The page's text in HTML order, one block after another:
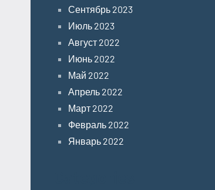
Сентябрь 2023
Июль 2023
Август 2022
Июнь 2022
Май 2022
Апрель 2022
Март 2022
Февраль 2022
Январь 2022